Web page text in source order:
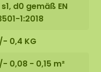
d0 gemäß EN
1:2018
0,4 KG
0,08 - 0,15 m²